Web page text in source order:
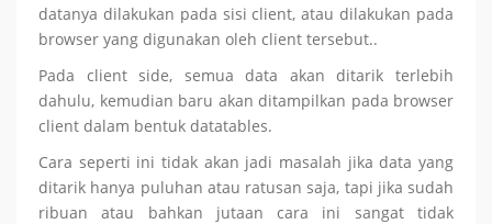
datanya dilakukan pada sisi client, atau dilakukan pada
browser yang digunakan oleh client tersebut..
Pada client side, semua data akan ditarik terlebih
dahulu, kemudian baru akan ditampilkan pada browser
client dalam bentuk datatables.
Cara seperti ini tidak akan jadi masalah jika data yang
ditarik hanya puluhan atau ratusan saja, tapi jika sudah
ribuan atau bahkan jutaan cara ini sangat tidak